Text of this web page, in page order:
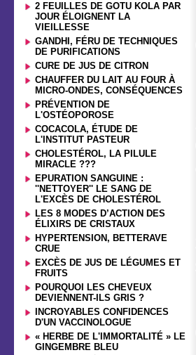
2 FEUILLES DE GOTU KOLA PAR
JOUR ÉLOIGNENT LA
VIEILLESSE
GANDHI, FÉRU DE TECHNIQUES
DE PURIFICATIONS
CURE DE JUS DE CITRON
CHAUFFER DU LAIT AU FOUR À
MICRO-ONDES, CONSÉQUENCES
PRÉVENTION DE
L'OSTÉOPOROSE
COCACOLA, ÉTUDE DE
L'INSTITUT PASTEUR
CHOLESTÉROL, LA PILULE
MIRACLE ???
EPURATION SANGUINE :
''NETTOYER'' LE SANG DE
L'EXCÈS DE CHOLESTÉROL
LES 8 MODES D’ACTION DES
ÉLIXIRS DE CRISTAUX
HYPERTENSION, BETTERAVE
CRUE
EXCÈS DE JUS DE LÉGUMES ET
FRUITS
POURQUOI LES CHEVEUX
DEVIENNENT-ILS GRIS ?
INCROYABLES CONFIDENCES
D'UN VACCINOLOGUE
« HERBE DE L'IMMORTALITÉ » LE
GINGEMBRE BLEU